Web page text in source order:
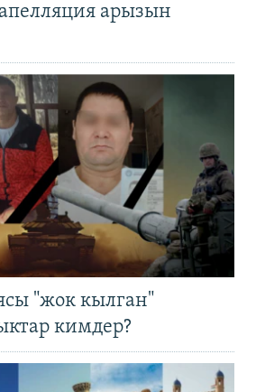
арызын
"жок кылган"
кимдер?